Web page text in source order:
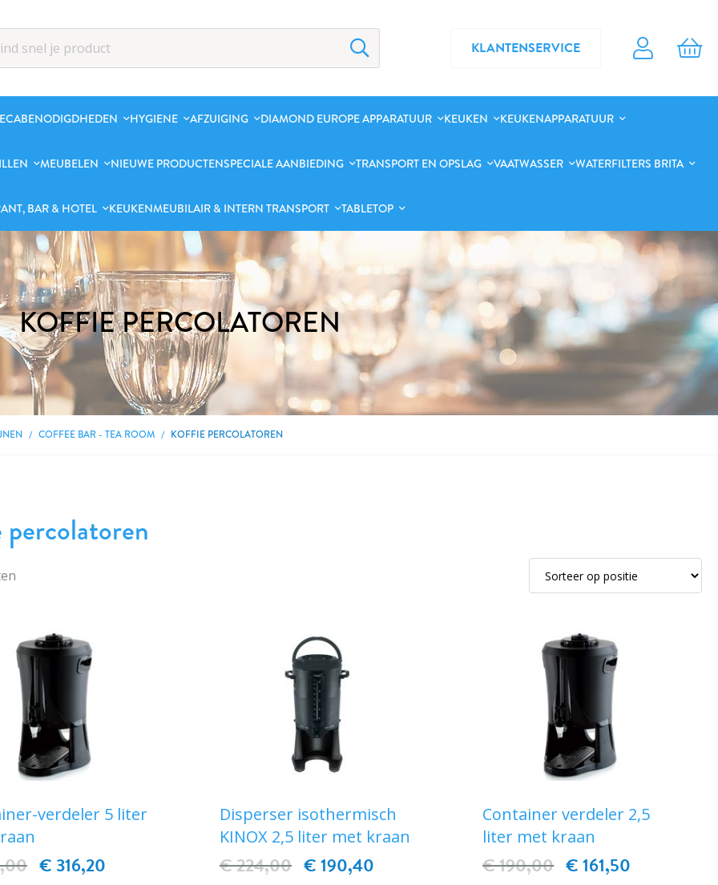
KLANTENSERVICE
HYGIENE AFZUIGING DIAMOND EUROPE APPARATUUR KEUKEN KEUKENAPPARATUUR
MEUBELEN NIEUWE PRODUCTENSPECIALE AANBIEDING TRANSPORT EN OPSLAG VAATWASSER WATERFILTERS BRITA
BAR & HOTEL KEUKENMEUBILAIR & INTERN TRANSPORT TABLETOP
KOFFIE PERCOLATOREN
COFFEE BAR - TEA ROOM KOFFIE PERCOLATOREN
percolatoren
verdeler 5 liter
€ 316,20
Disperser isothermisch
KINOX 2,5 liter met kraan
€ 190,40
€ 224,00
Container verdeler 2,5
liter met kraan
€ 161,50
€ 190,00